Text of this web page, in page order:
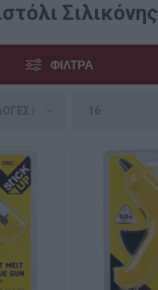
Σιλικόνης
ΦΊΛΤΡΑ